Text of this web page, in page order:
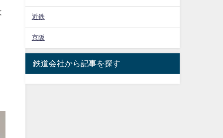
近鉄
京阪
鉄道会社から記事を探す